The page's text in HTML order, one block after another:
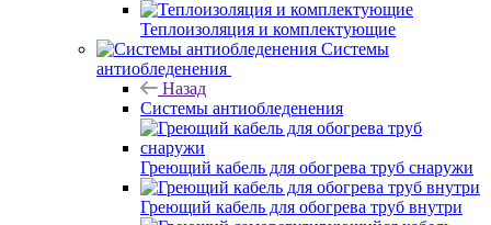
Теплоизоляция и комплектующие
Системы
антиобледенения
Назад
Системы антиобледенения
Греющий кабель для обогрева труб снаружи
Греющий кабель для обогрева труб внутри